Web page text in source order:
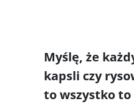
Myślę, że
kapsli czy
to wszystko to